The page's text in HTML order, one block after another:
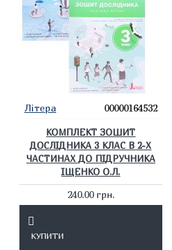
Літера 00000164532
КОМПЛЕКТ ЗОШИТ
ДОСЛІДНИКА 3 КЛАС В 2-Х
ЧАСТИНАХ ДО ПІДРУЧНИКА
ІЩЕНКО О.Л.
240.00 грн.
КУПИТИ